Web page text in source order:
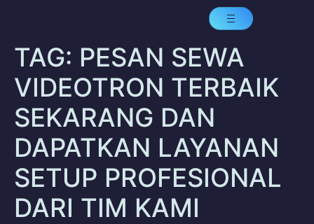
TAG: PESAN SEWA
VIDEOTRON TERBAIK
SEKARANG DAN
DAPATKAN LAYANAN
SETUP PROFESIONAL
DARI TIM KAMI